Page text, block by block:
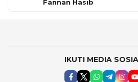
Fannan Hasib
IKUTI MEDIA